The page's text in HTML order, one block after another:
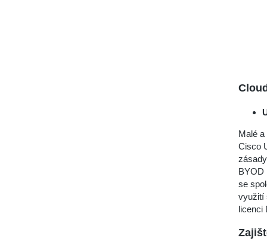
Malé
Cisco
BYOD
se
využití
licenci